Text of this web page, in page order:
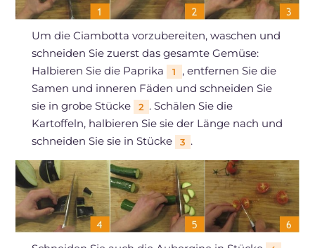
Um die Ciambotta vorzubereiten, waschen und
schneiden Sie zuerst das gesamte Gemüse:
Halbieren Sie die Paprika
1
, entfernen Sie die
Samen und inneren Fäden und schneiden Sie
sie in grobe Stücke
2 . Schälen Sie die
Kartoffeln, halbieren Sie sie der Länge nach und
schneiden Sie sie in Stücke
3 .